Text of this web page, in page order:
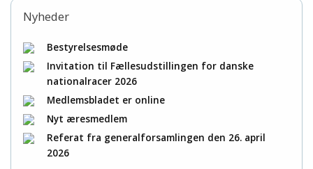
Nyheder
Bestyrelsesmøde
Invitation til Fællesudstillingen for danske
nationalracer 2026
Medlemsbladet er online
Nyt æresmedlem
Referat fra generalforsamlingen den 26. april
2026